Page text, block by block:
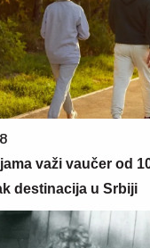
važi vaučer od
destinacija u Srbiji